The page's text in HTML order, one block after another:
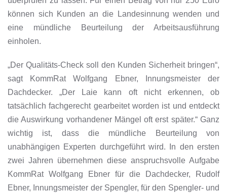
können sich Kunden an die Landesinnung wenden und
eine mündliche Beurteilung der Arbeitsausführung
einholen.
„Der Qualitäts-Check soll den Kunden Sicherheit bringen“,
sagt KommRat Wolfgang Ebner, Innungsmeister der
Dachdecker. „Der Laie kann oft nicht erkennen, ob
tatsächlich fachgerecht gearbeitet worden ist und entdeckt
die Auswirkung vorhandener Mängel oft erst später.“ Ganz
wichtig ist, dass die mündliche Beurteilung von
unabhängigen Experten durchgeführt wird. In den ersten
zwei Jahren übernehmen diese anspruchsvolle Aufgabe
KommRat Wolfgang Ebner für die Dachdecker, Rudolf
Ebner, Innungsmeister der Spengler, für den Spengler- und